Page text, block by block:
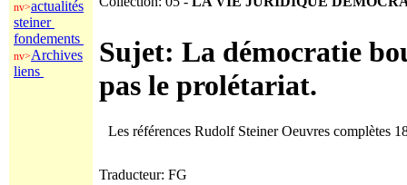
nv>actualités
steiner
fondements
nv>Archives
liens
Sujet: La démocratie
pas le prolétariat.
Les références Rudolf Steiner Oeuvres complètes
Traducteur: FG